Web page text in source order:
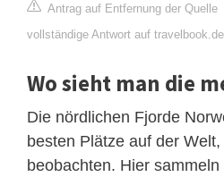
Antrag auf Entfernung der Quelle
vollständige Antwort auf
Wo sieht man die
Die nördlichen Fjorde
besten Plätze auf der
beobachten. Hier sammeln